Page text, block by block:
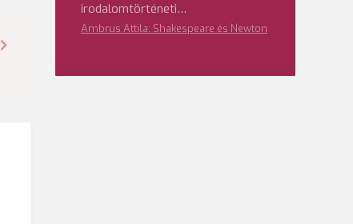
irodalomtörténeti…
Ambrus Attila: Shakespeare és Newton